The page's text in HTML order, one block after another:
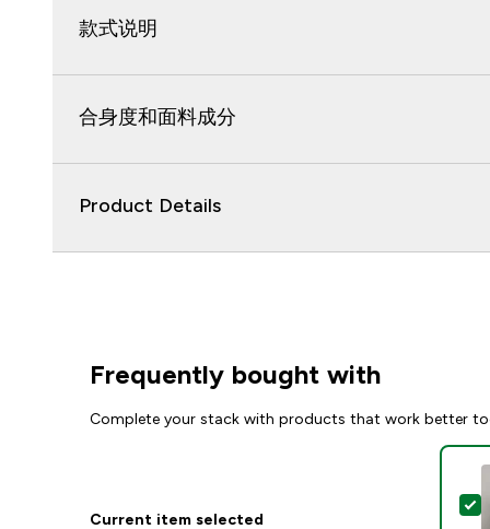
款式说明
合身度和面料成分
Product Details
Frequently bought with
Complete your stack with products that work better
Current item selected